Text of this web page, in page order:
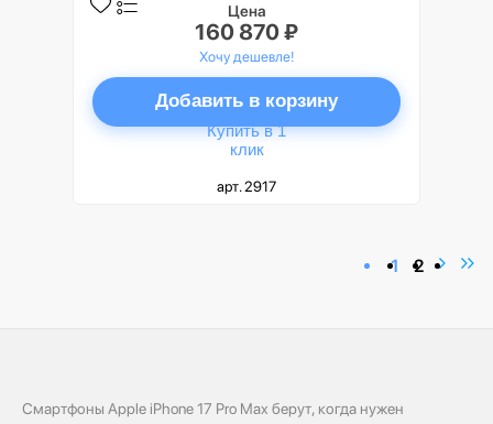
Цена
160 870 ₽
Хочу дешевле!
Добавить в корзину
Купить в 1
клик
арт. 2917
1 2
Смартфоны Apple iPhone 17 Pro Max берут, когда нужен